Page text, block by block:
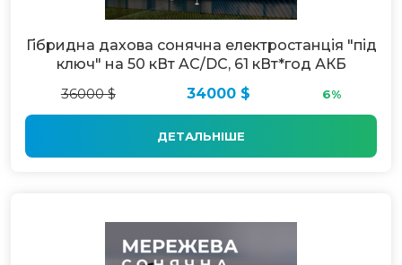
Гібридна дахова сонячна електростанція "під
ключ" на 50 кВт AC/DC, 61 кВт*год АКБ
36000 $
34000 $ 6%
ДЕТАЛЬНІШЕ